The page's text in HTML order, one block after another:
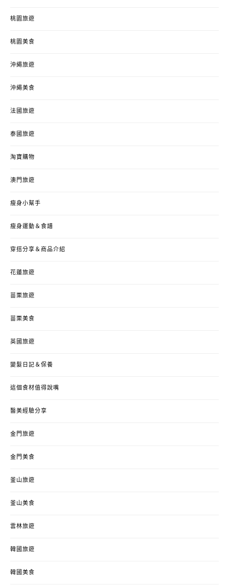
桃園旅遊
桃園美食
沖繩旅遊
沖繩美食
法國旅遊
泰國旅遊
淘寶購物
澳門旅遊
瘦身小幫手
瘦身運動＆食譜
穿搭分享＆商品介紹
花蓮旅遊
苗栗旅遊
苗栗美食
英國旅遊
變髮日記＆保養
這個食材值得說嘴
醫美經驗分享
金門旅遊
金門美食
釜山旅遊
釜山美食
雲林旅遊
韓國旅遊
韓國美食